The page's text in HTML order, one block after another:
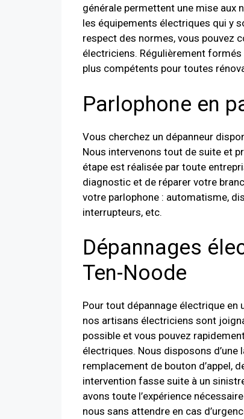
générale permettent une mise
les équipements électriques qui y
respect des normes, vous pouvez
électriciens. Régulièrement
plus compétents pour toutes
Parlophone en
Vous cherchez un dépanneur
Nous intervenons tout de suite et
étape est réalisée par toute
diagnostic et de réparer votre
votre parlophone : automatisme,
interrupteurs, etc.
Dépannages
Ten-Noode
Pour tout dépannage électrique
nos artisans électriciens sont
possible et vous pouvez
électriques. Nous disposons
remplacement de bouton d’appel,
intervention fasse suite à un
avons toute l’expérience
nous sans attendre en cas